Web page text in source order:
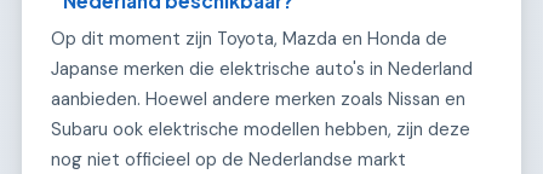
Op dit moment zijn Toyota, Mazda en Honda de
Japanse merken die elektrische auto's in Nederland
aanbieden. Hoewel andere merken zoals Nissan en
Subaru ook elektrische modellen hebben, zijn deze
nog niet officieel op de Nederlandse markt